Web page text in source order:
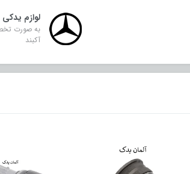
لوازم یدکی
به صورت
آکبند